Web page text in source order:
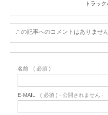
トラッ
この記事へのコメントはありません
名前 ( 必須 )
E-MAIL ( 必須 ) - 公開されません -